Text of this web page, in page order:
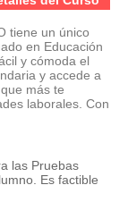
tiene un único
en Educación
y cómoda el
y accede a
más te
laborales. Con
las Pruebas
Es factible